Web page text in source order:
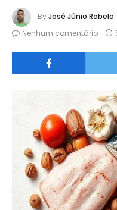
ByJosé Júnio Rabelo
Nenhum comentário